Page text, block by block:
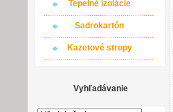
Tepelné izolácie
Sadrokartón
Kazetové stropy
Vyhľadávanie